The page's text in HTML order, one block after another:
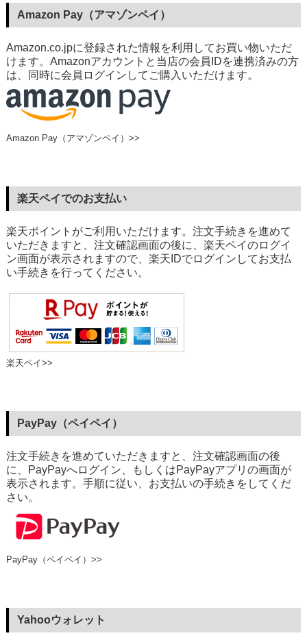
Amazon Pay（アマゾンペイ）
Amazon.co.jpに登録された情報を利用してお買い物いただ
けます。Amazonアカウントと当店の会員IDを連携済みの方
は、同時に会員ログインしてご購入いただけます。
Amazon Pay（アマゾンペイ）>>
楽天ペイでのお支払い
楽天ポイントがご利用いただけます。注文手続きを進めて
いただきますと、注文確認画面の後に、楽天ペイのログイ
ン画面が表示されますので、楽天IDでログインしてお支払
い手続きを行ってください。
楽天ペイ>>
PayPay（ペイペイ）
注文手続きを進めていただきますと、注文確認画面の後
に、PayPayへログイン、もしくはPayPayアプリの画面が
表示されます。手順に従い、お支払いの手続きをしてくだ
さい。
PayPay（ペイペイ）>>
Yahooウォレット